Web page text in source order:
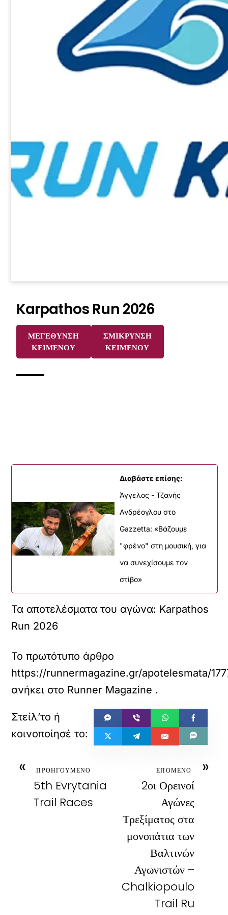
Karpathos Run 2026
ΜΕΓΕΘΥΝΣΗ
ΚΕΙΜΕΝΟΥ
ΣΜΙΚΡΥΝΣΗ
ΚΕΙΜΕΝΟΥ
Διαβάστε επίσης:
Άγγελος - Τζανής
Ανδρέογλου στο
Gazzetta: «Βάζουμε
"φρένο" στη μουσική, για
να συνεχίσουμε τον
στίβο»
Τα αποτελέσματα του αγώνα: Karpathos
Run 2026
Το πρωτότυπο άρθρο
https://runnermagazine.gr/apotelesmata/
ανήκει στο Runner Magazine .
« ΠΡΟΗΓΟΥΜΕΝΟ
5th Evrytania
Trail Races
»
ΕΠΟΜΕΝΟ
2οι Ορεινοί
Αγώνες
Τρεξίματος στα
μονοπάτια των
Βαλτινών
Αγωνιστών –
Chalkiopoulo
Trail Ru